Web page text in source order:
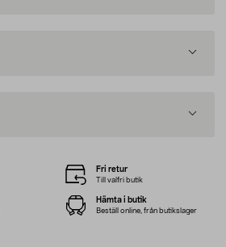
Fri retur
Till valfri butik
Hämta i butik
Beställ online, från butikslager